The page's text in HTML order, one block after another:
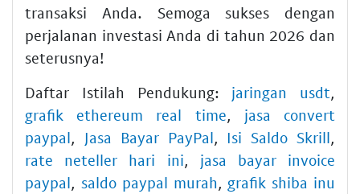
transaksi Anda. Semoga sukses dengan
perjalanan investasi Anda di tahun 2026 dan
seterusnya!
Daftar Istilah Pendukung: jaringan usdt,
grafik ethereum real time, jasa convert
paypal, Jasa Bayar PayPal, Isi Saldo Skrill,
rate neteller hari ini, jasa bayar invoice
paypal, saldo paypal murah, grafik shiba inu